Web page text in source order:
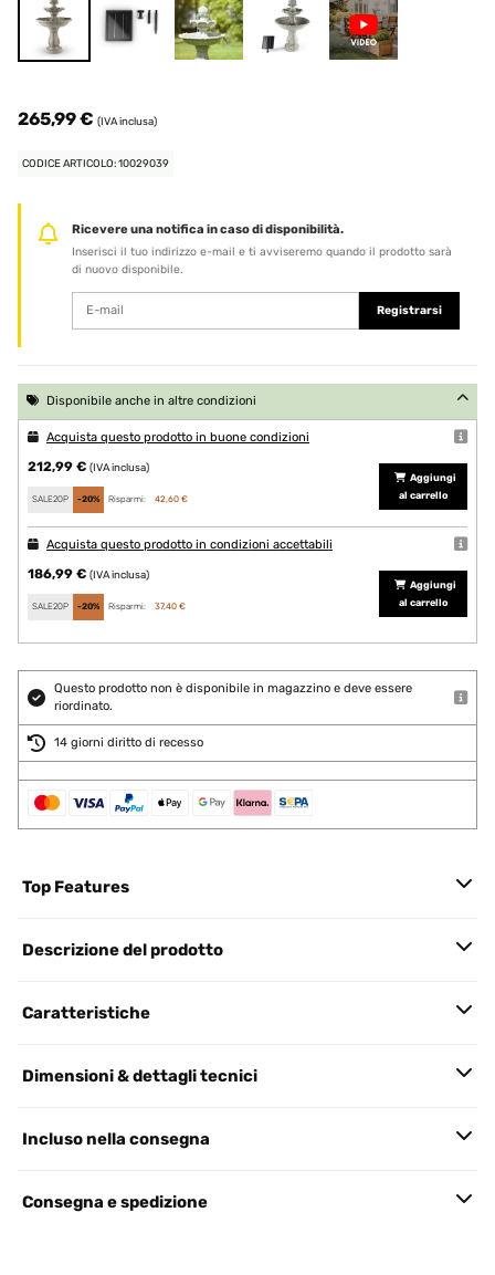
265,99 € (IVA inclusa)
CODICE ARTICOLO: 10029039
Ricevere una notifica in caso di disponibilità.
Inserisci il tuo indirizzo e-mail e ti avviseremo quando il prodotto sarà
di nuovo disponibile.
Registrarsi
Disponibile anche in altre condizioni
Acquista questo prodotto in buone condizioni
212,99 € (IVA inclusa)
SALE20P -20% Risparmi: 42,60 €
Aggiungi
al carrello
Acquista questo prodotto in condizioni accettabili
186,99 € (IVA inclusa)
SALE20P -20% Risparmi: 37,40 €
Aggiungi
al carrello
Questo prodotto non è disponibile in magazzino e deve essere
riordinato.
14 giorni diritto di recesso
Top Features
Descrizione del prodotto
Caratteristiche
Dimensioni & dettagli tecnici
Incluso nella consegna
Consegna e spedizione